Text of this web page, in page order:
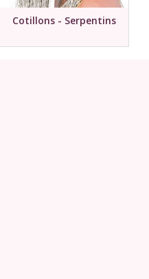
Cotillons - Serpentins